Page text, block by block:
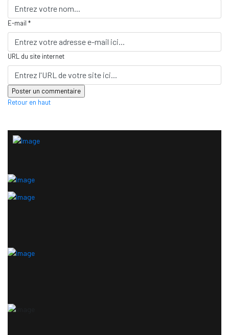
E-mail *
URL du site internet
Retour en haut